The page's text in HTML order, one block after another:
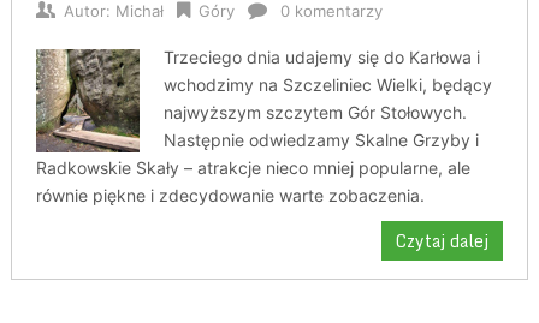
Autor: Michał Góry 0 komentarzy
Trzeciego dnia udajemy się do Karłowa i
wchodzimy na Szczeliniec Wielki, będący
najwyższym szczytem Gór Stołowych.
Następnie odwiedzamy Skalne Grzyby i
Radkowskie Skały – atrakcje nieco mniej popularne, ale
równie piękne i zdecydowanie warte zobaczenia.
Czytaj dalej